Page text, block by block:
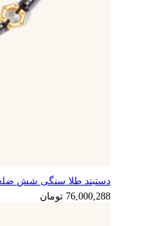
19,000,072 تومان
دستبند طلا سنگی شش ضلعی
76,000,288 تومان